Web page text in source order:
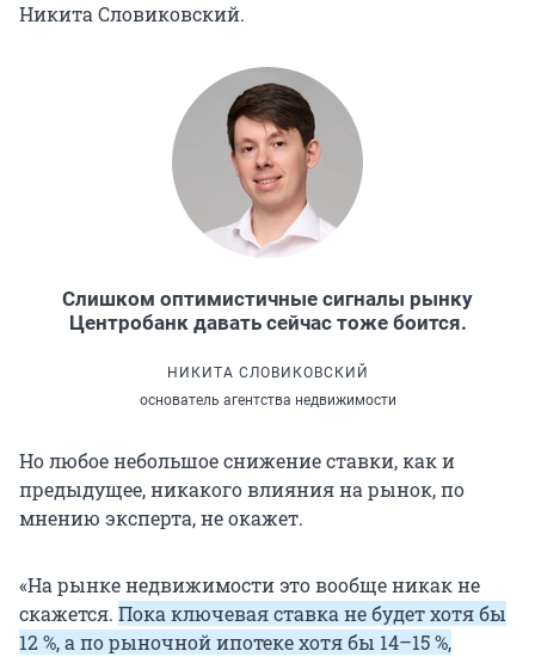
Никита Словиковский.
Слишком оптимистичные сигналы рынку
Центробанк давать сейчас тоже боится.
НИКИТА СЛОВИКОВСКИЙ
основатель агентства недвижимости
Но любое небольшое снижение ставки, как и
предыдущее, никакого влияния на рынок, по
мнению эксперта, не окажет.
«На рынке недвижимости это вообще никак не
скажется. Пока ключевая ставка не будет хотя бы
12 %, а по рыночной ипотеке хотя бы 14–15 %,